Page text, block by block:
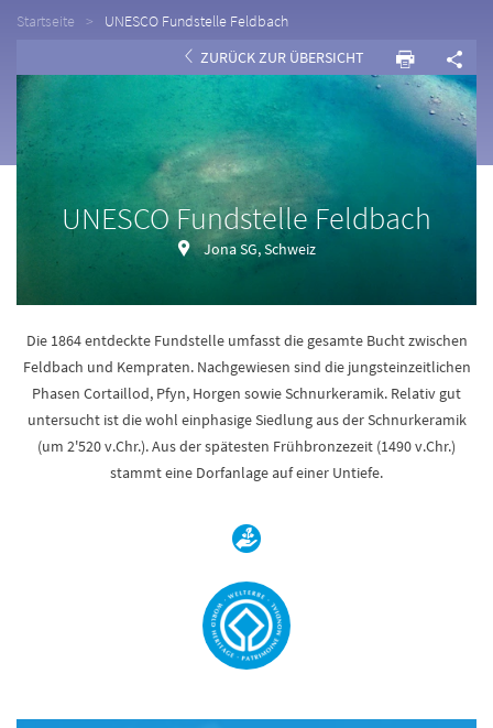
Startseite
UNESCO Fundstelle Feldbach
ZURÜCK ZUR ÜBERSICHT
UNESCO Fundstelle Feldbach
Jona SG, Schweiz
Die 1864 entdeckte Fundstelle umfasst die gesamte Bucht zwischen
Feldbach und Kempraten. Nachgewiesen sind die jungsteinzeitlichen
Phasen Cortaillod, Pfyn, Horgen sowie Schnurkeramik. Relativ gut
untersucht ist die wohl einphasige Siedlung aus der Schnurkeramik
(um 2'520 v.Chr.). Aus der spätesten Frühbronzezeit (1490 v.Chr.)
stammt eine Dorfanlage auf einer Untiefe.